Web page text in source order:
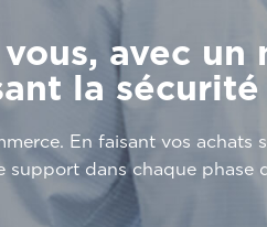
avec un
la sécurité
En faisant vos achats
support dans chaque phase